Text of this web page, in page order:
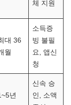
체 지원
대 36
월
소득증
빙 불필
요, 앱신
청
년
신속 승
인, 소액